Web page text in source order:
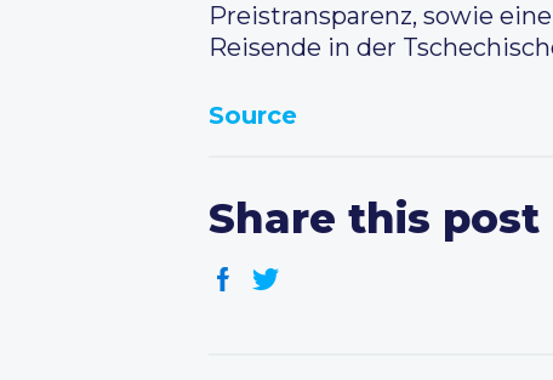
Preistransparenz, sowie
Reisende in der
Source
Share this post